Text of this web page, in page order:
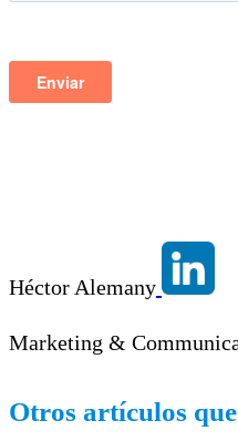
Héctor Alemany
Marketing &
Otros artículos